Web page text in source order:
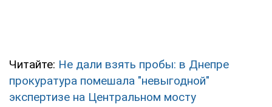
Читайте: Не дали взять пробы: в Днепре
прокуратура помешала "невыгодной"
экспертизе на Центральном мосту